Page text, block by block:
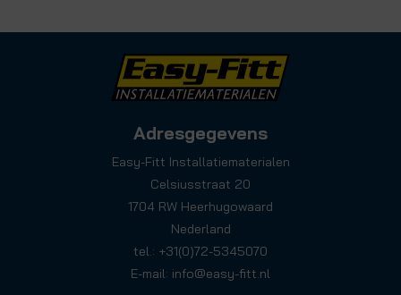
Adresgegevens
Easy-Fitt Installatiematerialen
Celsiusstraat 20
1704 RW Heerhugowaard
Nederland
tel.: +31(0)72-5345070
E-mail: info@easy-fitt.nl